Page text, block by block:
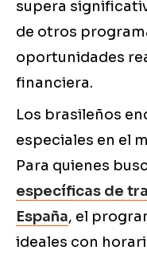
supera
de otros
oportunidades
financiera.
Los brasileños
especiales en el
Para quienes
específicas de
España, el
ideales con